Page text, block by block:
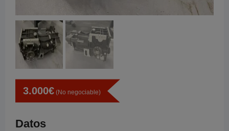
3.000€ (No negociable)
Datos